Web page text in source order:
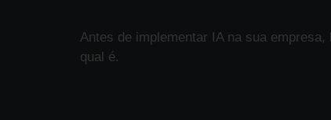
Antes de implementar IA na sua
qual é.